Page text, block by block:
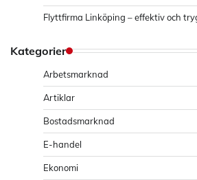
Flyttfirma Linköping – effektiv och
Kategorier
Arbetsmarknad
Artiklar
Bostadsmarknad
E-handel
Ekonomi